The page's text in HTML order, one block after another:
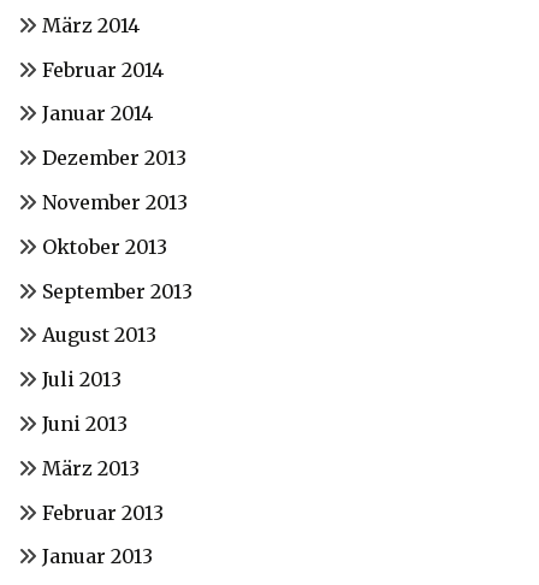
März 2014
Februar 2014
Januar 2014
Dezember 2013
November 2013
Oktober 2013
September 2013
August 2013
Juli 2013
Juni 2013
März 2013
Februar 2013
Januar 2013